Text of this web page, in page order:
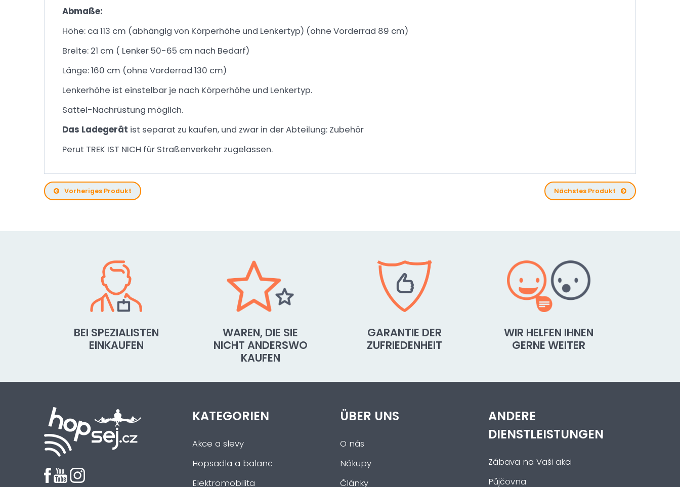
Abmaße:
Höhe: ca 113 cm (abhängig von Körperhöhe und Lenkertyp) (ohne Vorderrad 89 cm)
Breite: 21 cm ( Lenker 50-65 cm nach Bedarf)
Länge: 160 cm (ohne Vorderrad 130 cm)
Lenkerhöhe ist einstelbar je nach Körperhöhe und Lenkertyp.
Sattel-Nachrüstung möglich.
Das Ladegerät ist separat zu kaufen, und zwar in der Abteilung: Zubehör
Perut TREK IST NICH für Straßenverkehr zugelassen.
Vorheriges Produkt Nächstes Produkt
BEI SPEZIALISTEN
EINKAUFEN
WAREN, DIE SIE
NICHT ANDERSWO
KAUFEN
GARANTIE DER
ZUFRIEDENHEIT
WIR HELFEN IHNEN
GERNE WEITER
KATEGORIEN
Akce a slevy
Hopsadla a balanc
Elektromobilita
ÜBER UNS
O nás
Nákupy
Články
ANDERE
DIENSTLEISTUNGEN
Zábava na Vaši akci
Půjčovna